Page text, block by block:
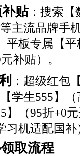
贴：搜索【
主流品牌手
平板专属【
补贴）。
：超级红包
学生555】
】（95折+0
习机适配国补
取流程